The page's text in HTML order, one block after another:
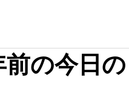
前の今日